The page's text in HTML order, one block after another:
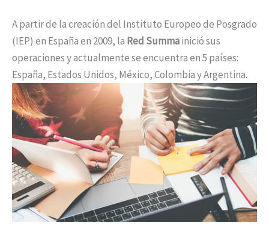
A partir de la creación del Instituto Europeo de Posgrado
(IEP) en España en 2009, la Red Summainició sus
operaciones y actualmente se encuentra en 5 países:
España, Estados Unidos, México, Colombia y Argentina.